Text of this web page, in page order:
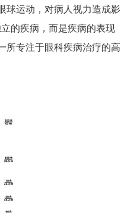
运动，对病人视力造成影
的疾病，而是疾病的表现
所专注于眼科疾病治疗的高